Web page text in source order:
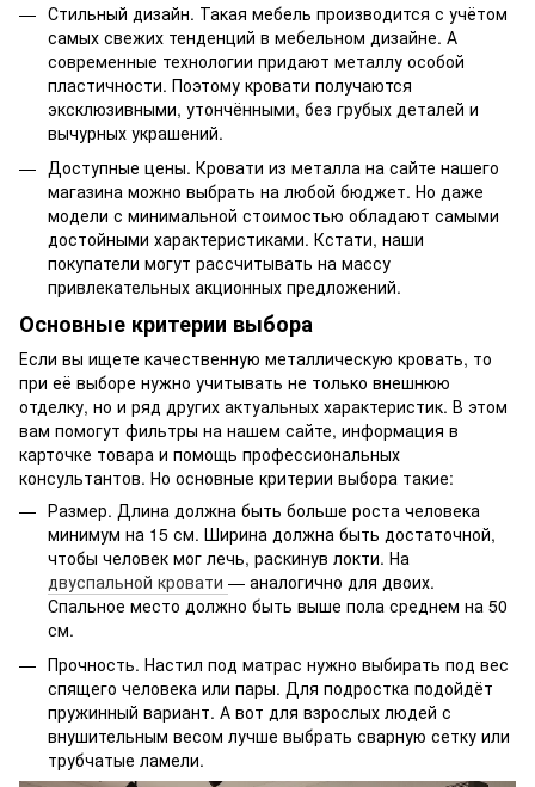
Стильный дизайн. Такая мебель производится с учётом
самых свежих тенденций в мебельном дизайне. А
современные технологии придают металлу особой
пластичности. Поэтому кровати получаются
эксклюзивными, утончёнными, без грубых деталей и
вычурных украшений.
Доступные цены. Кровати из металла на сайте нашего
магазина можно выбрать на любой бюджет. Но даже
модели с минимальной стоимостью обладают самыми
достойными характеристиками. Кстати, наши
покупатели могут рассчитывать на массу
привлекательных акционных предложений.
Основные критерии выбора
Если вы ищете качественную металлическую кровать, то
при её выборе нужно учитывать не только внешнюю
отделку, но и ряд других актуальных характеристик. В этом
вам помогут фильтры на нашем сайте, информация в
карточке товара и помощь профессиональных
консультантов. Но основные критерии выбора такие:
Размер. Длина должна быть больше роста человека
минимум на 15 см. Ширина должна быть достаточной,
чтобы человек мог лечь, раскинув локти. На
двуспальной кровати — аналогично для двоих.
Спальное место должно быть выше пола среднем на 50
см.
Прочность. Настил под матрас нужно выбирать под вес
спящего человека или пары. Для подростка подойдёт
пружинный вариант. А вот для взрослых людей с
внушительным весом лучше выбрать сварную сетку или
трубчатые ламели.